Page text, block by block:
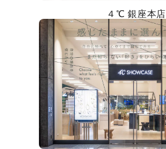
ファッションテイスト
４℃ 銀座本店